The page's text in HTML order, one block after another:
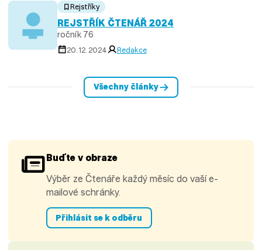
Rejstříky
REJSTŘÍK ČTENÁŘ 2024
ročník 76
20. 12. 2024 Redakce
Všechny články
Buďte v obraze
Výběr ze Čtenáře každý měsíc do vaší e-
mailové schránky.
Přihlásit se k odběru